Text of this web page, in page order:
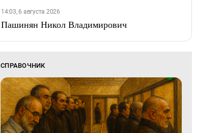
14:03, 6 августа 2026
Пашинян Никол Владимирович
СПРАВОЧНИК